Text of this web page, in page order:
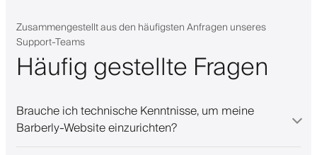
people offering a great booking
system.
Zusammengestellt aus den häufigsten Anfragen unseres
Support-Teams
Häufig gestellte Fragen
Brauche ich technische Kenntnisse, um meine
Barberly-Website einzurichten?